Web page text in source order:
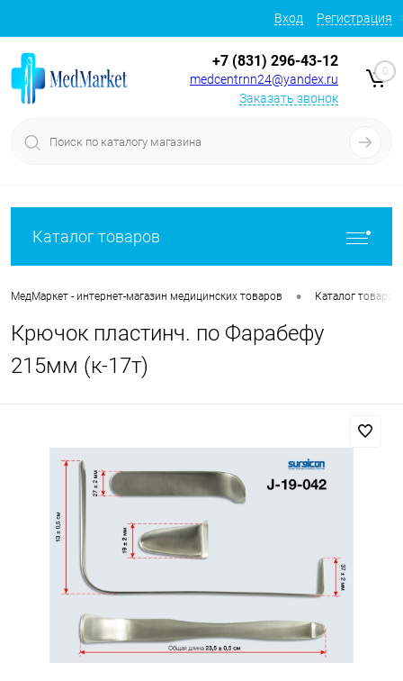
Вход Регистрация
+7 (831) 296-43-12
medcentrnn24@yandex.ru
Заказать звонок
0
Каталог товаров
МедМаркет - интернет-магазин медицинских товаров • Каталог товаров
Крючок пластинч. по Фарабефу
215мм (к-17т)